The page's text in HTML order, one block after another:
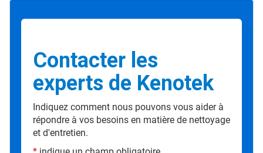
Contacter les
experts de Kenotek
Indiquez comment nous pouvons vous aider à
répondre à vos besoins en matière de nettoyage
et d'entretien.